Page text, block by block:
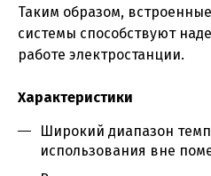
Таким образом,
системы способствуют
работе электростанции.
Характеристики
Широкий диапазон
использования вне